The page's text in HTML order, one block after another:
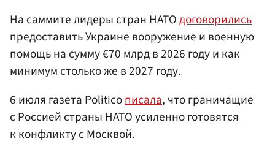
На саммите лидеры стран НАТОдоговорились
предоставить Украине вооружение и военную
помощь на сумму €70 млрд в 2026 году и как
минимум столько же в 2027 году.
6 июля газета Politicoписала, что граничащие
с Россией страны НАТО усиленно готовятся
к конфликту с Москвой.